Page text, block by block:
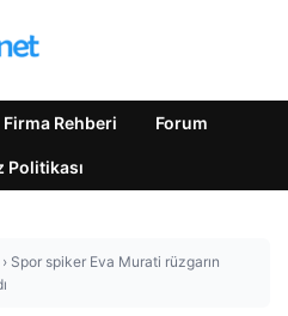
Firma Rehberi Forum
Politikası
› Spor spiker Eva Murati rüzgarın